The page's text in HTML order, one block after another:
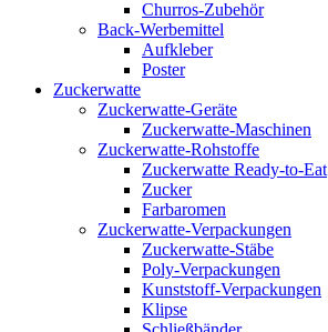
Churros-Zubehör
Back-Werbemittel
Aufkleber
Poster
Zucker­watte
Zuckerwatte-Geräte
Zuckerwatte-Maschinen
Zuckerwatte-Rohstoffe
Zuckerwatte Ready-to-Eat
Zucker
Farbaromen
Zuckerwatte-Verpackungen
Zuckerwatte-Stäbe
Poly-Verpackungen
Kunststoff-Verpackungen
Klipse